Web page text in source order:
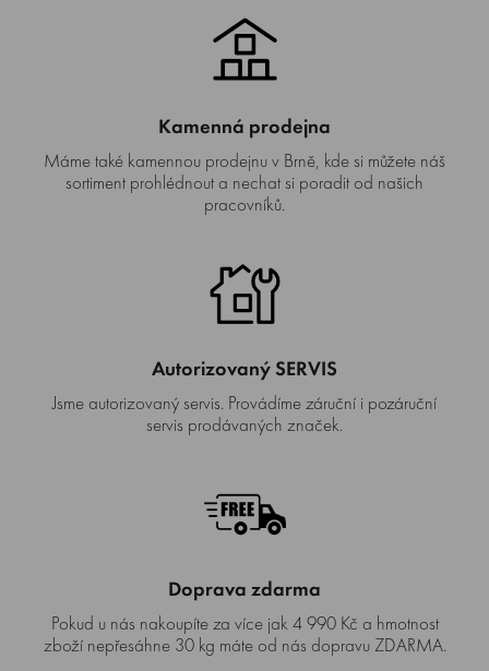
Kamenná prodejna
Máme také kamennou prodejnu v Brně, kde si můžete náš
sortiment prohlédnout a nechat si poradit od našich
pracovníků.
Autorizovaný SERVIS
Jsme autorizovaný servis. Provádíme záruční i pozáruční
servis prodávaných značek.
Doprava zdarma
Pokud u nás nakoupíte za více jak 4 990 Kč a hmotnost
zboží nepřesáhne 30 kg máte od nás dopravu ZDARMA.